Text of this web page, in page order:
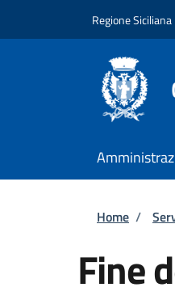
Regione Siciliana
Home /
Fine